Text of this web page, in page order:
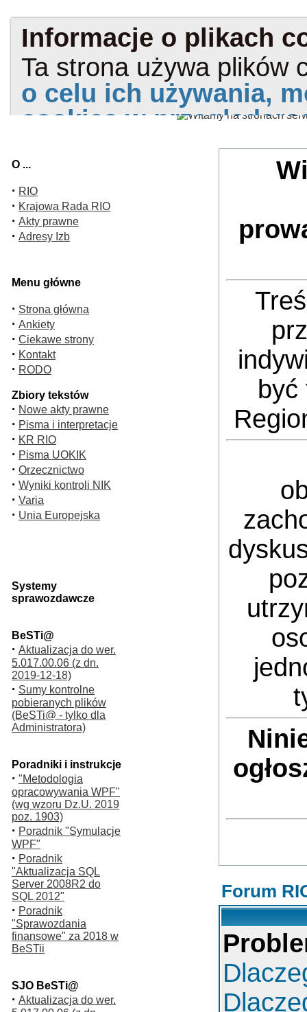
O ...
· RIO
· Krajowa Rada RIO
· Akty prawne
· Adresy Izb
Menu główne
· Strona główna
· Ankiety
· Ciekawe strony
· Kontakt
· RODO
Zbiory tekstów
· Nowe akty prawne
· Pisma i interpretacje
· KR RIO
· Pisma UOKIK
· Orzecznictwo
· Wyniki kontroli NIK
· Varia
· Unia Europejska
Systemy
sprawozdawcze
BeSTi@
· Aktualizacja do wer.
5.017.00.06 (z dn.
2019-12-18)
· Sumy kontrolne
pobieranych plików
(BeSTi@ - tylko dla
Administratora)
Poradniki i instrukcje
· "Metodologia
opracowywania WPF"
(wg wzoru Dz.U. 2019
poz. 1903)
· Poradnik "Symulacje
WPF"
· Poradnik
"Aktualizacja SQL
Server 2008R2 do
SQL 2012"
· Poradnik
"Sprawozdania
finansowe" za 2018 w
BeSTii
SJO BeSTi@
· Aktualizacja do wer.
Forum